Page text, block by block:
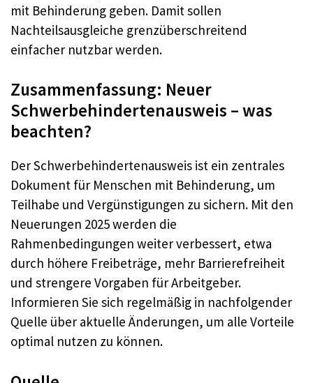
mit Behinderung geben. Damit sollen
Nachteilsausgleiche grenzüberschreitend
einfacher nutzbar werden.
Zusammenfassung: Neuer
Schwerbehindertenausweis – was
beachten?
Der Schwerbehindertenausweis ist ein zentrales
Dokument für Menschen mit Behinderung, um
Teilhabe und Vergünstigungen zu sichern. Mit den
Neuerungen 2025 werden die
Rahmenbedingungen weiter verbessert, etwa
durch höhere Freibeträge, mehr Barrierefreiheit
und strengere Vorgaben für Arbeitgeber.
Informieren Sie sich regelmäßig in nachfolgender
Quelle über aktuelle Änderungen, um alle Vorteile
optimal nutzen zu können.